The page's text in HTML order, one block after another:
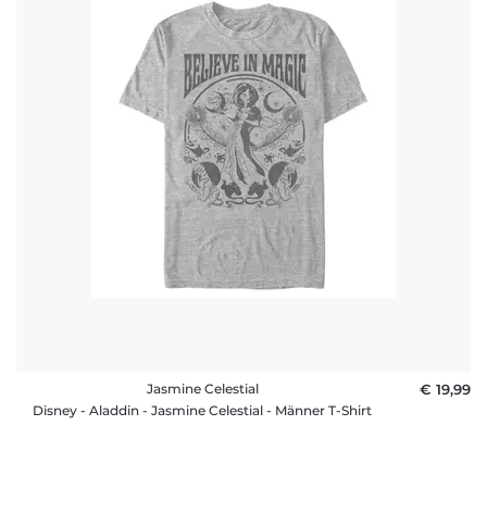
Jasmine Celestial
Disney - Aladdin - Jasmine Celestial - Männer T-Shirt
€ 19,99